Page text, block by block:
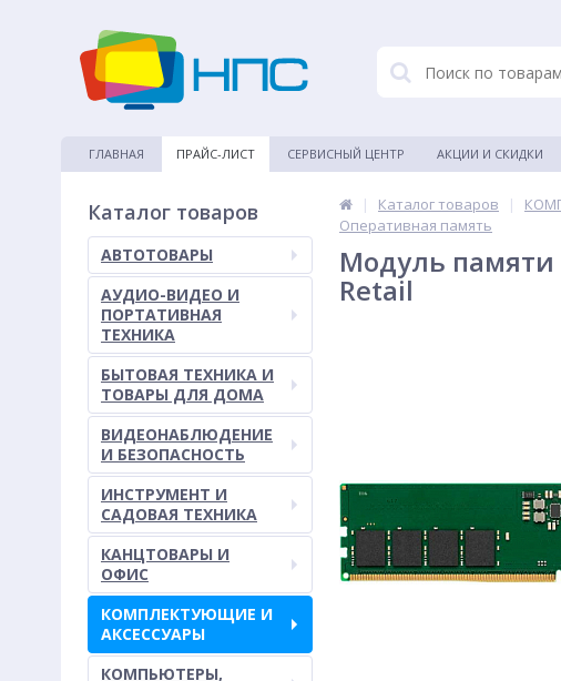
ГЛАВНАЯ ПРАЙС-ЛИСТ СЕРВИСНЫЙ ЦЕНТР АКЦИИ И СКИДКИ
Каталог товаров
АВТОТОВАРЫ
АУДИО-ВИДЕО И
ПОРТАТИВНАЯ
ТЕХНИКА
БЫТОВАЯ ТЕХНИКА И
ТОВАРЫ ДЛЯ ДОМА
ВИДЕОНАБЛЮДЕНИЕ
И БЕЗОПАСНОСТЬ
ИНСТРУМЕНТ И
САДОВАЯ ТЕХНИКА
КАНЦТОВАРЫ И
ОФИС
КОМПЛЕКТУЮЩИЕ И
АКСЕССУАРЫ
КОМПЬЮТЕРЫ,
| Каталог товаров |
Оперативная память
Модуль памяти
Retail